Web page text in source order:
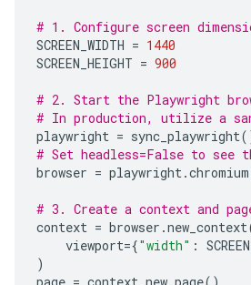
# 1. Configure screen
SCREEN_WIDTH = 1440
SCREEN_HEIGHT = 900
# 2. Start the Playwright
# In production, utilize a
playwright = sync_playwright
# Set headless=False to see
browser = playwright.chromium
# 3. Create a context and
context = browser .new_context
viewport={"width" :
)